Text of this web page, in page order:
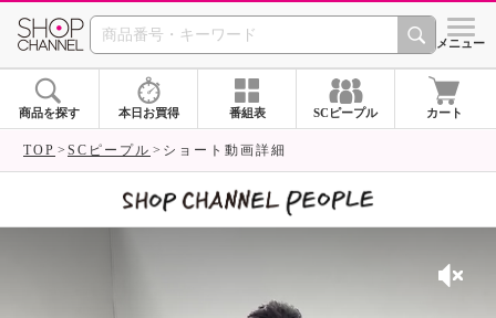
SHOP CHANNEL シメニュー
商品を探す 本日お買得 番組表 SCピープル カート
TOP SCピープル ショート動画詳細